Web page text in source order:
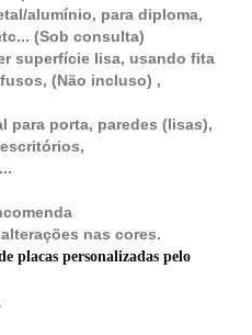
alumínio, para diploma,
(Sob consulta)
superfície lisa, usando fita
(Não incluso) ,
para porta, paredes (lisas),
nas cores.
placas personalizadas pelo